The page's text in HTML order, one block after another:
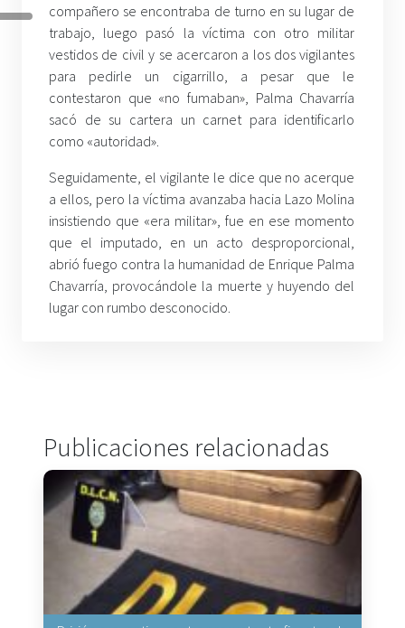
compañero se encontraba de turno en su lugar de
trabajo, luego pasó la víctima con otro militar
vestidos de civil y se acercaron a los dos vigilantes
para pedirle un cigarrillo, a pesar que le
contestaron que «no fumaban», Palma Chavarría
sacó de su cartera un carnet para identificarlo
como «autoridad».
Seguidamente, el vigilante le dice que no acerque
a ellos, pero la víctima avanzaba hacia Lazo Molina
insistiendo que «era militar», fue en ese momento
que el imputado, en un acto desproporcional,
abrió fuego contra la humanidad de Enrique Palma
Chavarría, provocándole la muerte y huyendo del
lugar con rumbo desconocido.
Publicaciones relacionadas